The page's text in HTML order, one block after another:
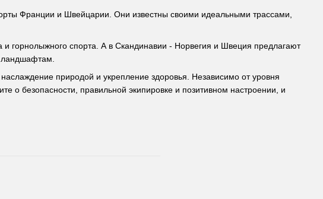
Франции и Швейцарии. Они известны своими идеальными трассами,
горнолыжного спорта. А в Скандинавии - Норвегия и Швеция предлагают
природой и укрепление здоровья. Независимо от уровня
о безопасности, правильной экипировке и позитивном настроении, и